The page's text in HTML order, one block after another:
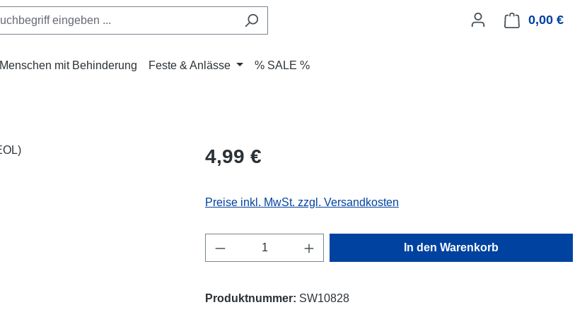
0,00 €
Menschen mit Behinderung Feste & Anlässe % SALE %
Regulärer Preis:
4,99 €
Preise inkl. MwSt. zzgl. Versandkosten
Produkt Anzahl: Gib den gewünschten Wert ein
In den Warenkorb
Produktnummer: SW10828